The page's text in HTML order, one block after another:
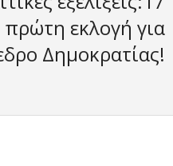
εκλογή για
Δημοκρατίας!